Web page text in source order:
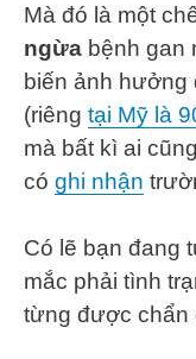
Mà đó là một
ngừa bệnh gan
biến ảnh hưởng
(riêng tại Mỹ là
mà bất kì ai
có ghi nhận
Có lẽ bạn đang
mắc phải tình
từng được chẩn